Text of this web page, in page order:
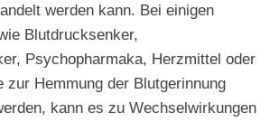
werden kann. Bei einigen
Blutdrucksenker,
Psychopharmaka, Herzmittel oder
zur Hemmung der Blutgerinnung
kann es zu Wechselwirkungen